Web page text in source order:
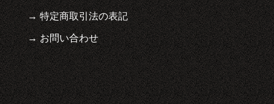
特定商取引法の表記
お問い合わせ